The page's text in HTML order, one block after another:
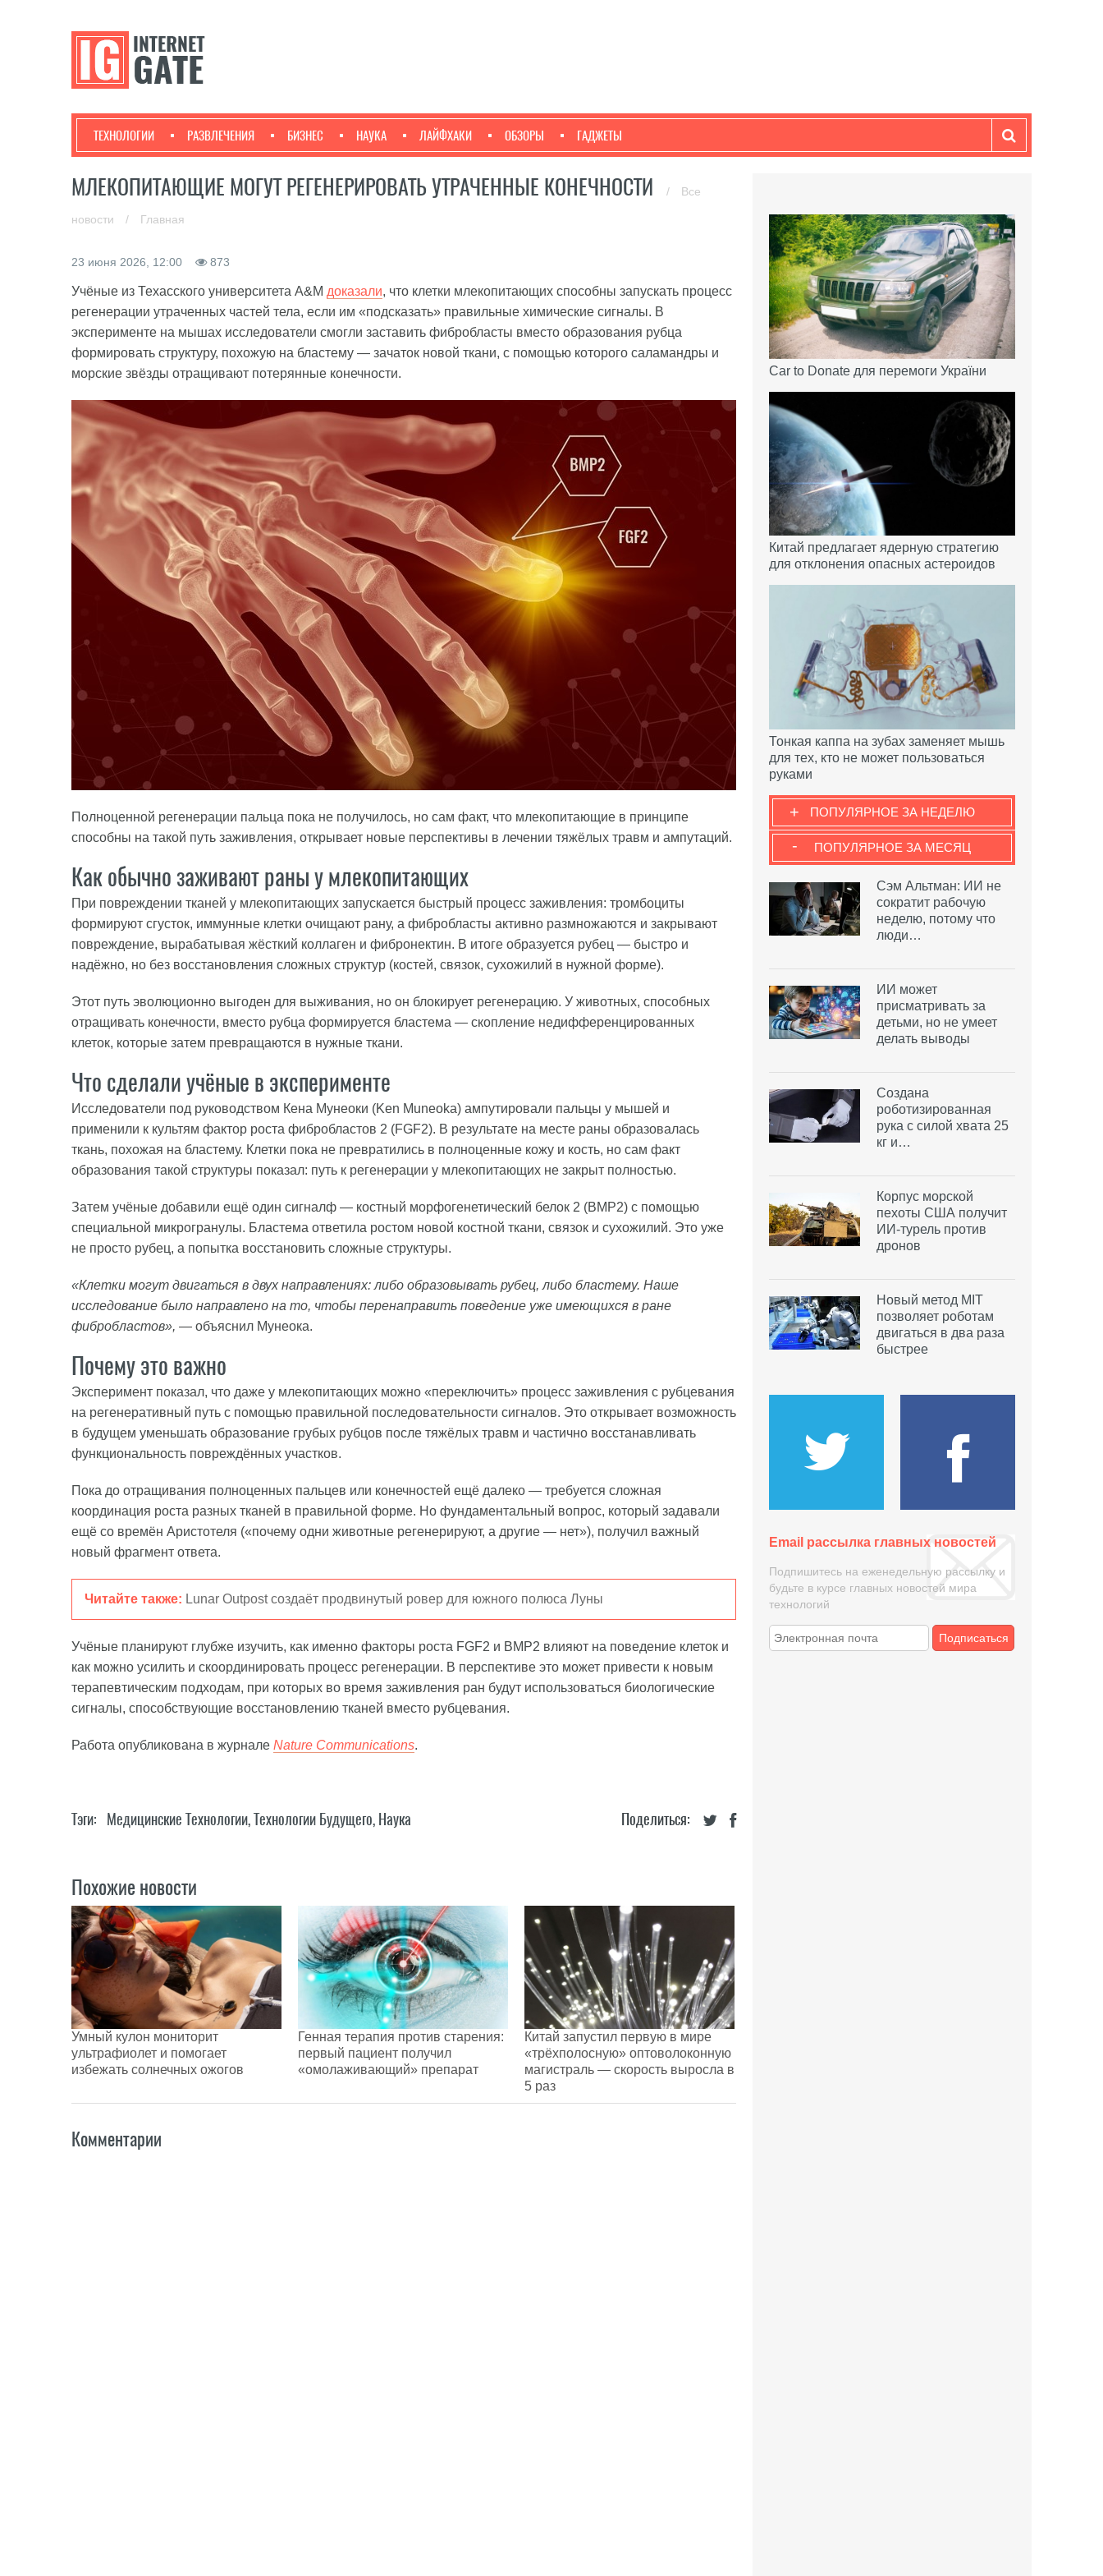
ТЕХНОЛОГИИ РАЗВЛЕЧЕНИЯ БИЗНЕС НАУКА ЛАЙФХАКИ ОБЗОРЫ ГАДЖЕТЫ
МЛЕКОПИТАЮЩИЕ МОГУТ РЕГЕНЕРИРОВАТЬ УТРАЧЕННЫЕ КОНЕЧНОСТИ / Все
новости / Главная
23 июня 2026, 12:00 873
Учёные из Техасского университета A&M доказали, что клетки млекопитающих способны запускать процесс
регенерации утраченных частей тела, если им «подсказать» правильные химические сигналы. В
эксперименте на мышах исследователи смогли заставить фибробласты вместо образования рубца
формировать структуру, похожую на бластему — зачаток новой ткани, с помощью которого саламандры и
морские звёзды отращивают потерянные конечности.
Полноценной регенерации пальца пока не получилось, но сам факт, что млекопитающие в принципе
способны на такой путь заживления, открывает новые перспективы в лечении тяжёлых травм и ампутаций.
Как обычно заживают раны у млекопитающих
При повреждении тканей у млекопитающих запускается быстрый процесс заживления: тромбоциты
формируют сгусток, иммунные клетки очищают рану, а фибробласты активно размножаются и закрывают
повреждение, вырабатывая жёсткий коллаген и фибронектин. В итоге образуется рубец — быстро и
надёжно, но без восстановления сложных структур (костей, связок, сухожилий в нужной форме).
Этот путь эволюционно выгоден для выживания, но он блокирует регенерацию. У животных, способных
отращивать конечности, вместо рубца формируется бластема — скопление недифференцированных
клеток, которые затем превращаются в нужные ткани.
Что сделали учёные в эксперименте
Исследователи под руководством Кена Мунеоки (Ken Muneoka) ампутировали пальцы у мышей и
применили к культям фактор роста фибробластов 2 (FGF2). В результате на месте раны образовалась
ткань, похожая на бластему. Клетки пока не превратились в полноценные кожу и кость, но сам факт
образования такой структуры показал: путь к регенерации у млекопитающих не закрыт полностью.
Затем учёные добавили ещё один сигналф — костный морфогенетический белок 2 (BMP2) с помощью
специальной микрогранулы. Бластема ответила ростом новой костной ткани, связок и сухожилий. Это уже
не просто рубец, а попытка восстановить сложные структуры.
«Клетки могут двигаться в двух направлениях: либо образовывать рубец, либо бластему. Наше
исследование было направлено на то, чтобы перенаправить поведение уже имеющихся в ране
фибробластов», — объяснил Мунеока.
Почему это важно
Эксперимент показал, что даже у млекопитающих можно «переключить» процесс заживления с рубцевания
на регенеративный путь с помощью правильной последовательности сигналов. Это открывает возможность
в будущем уменьшать образование грубых рубцов после тяжёлых травм и частично восстанавливать
функциональность повреждённых участков.
Пока до отращивания полноценных пальцев или конечностей ещё далеко — требуется сложная
координация роста разных тканей в правильной форме. Но фундаментальный вопрос, который задавали
ещё со времён Аристотеля («почему одни животные регенерируют, а другие — нет»), получил важный
новый фрагмент ответа.
Читайте также: Lunar Outpost создаёт продвинутый ровер для южного полюса Луны
Учёные планируют глубже изучить, как именно факторы роста FGF2 и BMP2 влияют на поведение клеток и
как можно усилить и скоординировать процесс регенерации. В перспективе это может привести к новым
терапевтическим подходам, при которых во время заживления ран будут использоваться биологические
сигналы, способствующие восстановлению тканей вместо рубцевания.
Работа опубликована в журнале Nature Communications.
Поделиться:
Тэги: Медицинские Технологии,Технологии Будущего, Наука
Похожие новости
Умный кулон мониторит
ультрафиолет и помогает
избежать солнечных ожогов
Генная терапия против старения:
первый пациент получил
«омолаживающий» препарат
Китай запустил первую в мире
«трёхполосную» оптоволоконную
магистраль — скорость выросла в
5 раз
Комментарии
Car to Donate для перемоги України
Китай предлагает ядерную стратегию
для отклонения опасных астероидов
Тонкая каппа на зубах заменяет мышь
для тех, кто не может пользоваться
руками
ПОПУЛЯРНОЕ ЗА НЕДЕЛЮ
+
ПОПУЛЯРНОЕ ЗА МЕСЯЦ
-
Сэм Альтман: ИИ не
сократит рабочую
неделю, потому что
люди…
ИИ может
присматривать за
детьми, но не умеет
делать выводы
Создана
роботизированная
рука с силой хвата 25
кг и…
Корпус морской
пехоты США получит
ИИ-турель против
дронов
Новый метод MIT
позволяет роботам
двигаться в два раза
быстрее
Email рассылка главных новостей
Подпишитесь на еженедельную рассылку и
будьте в курсе главных новостей мира
технологий
Подписаться